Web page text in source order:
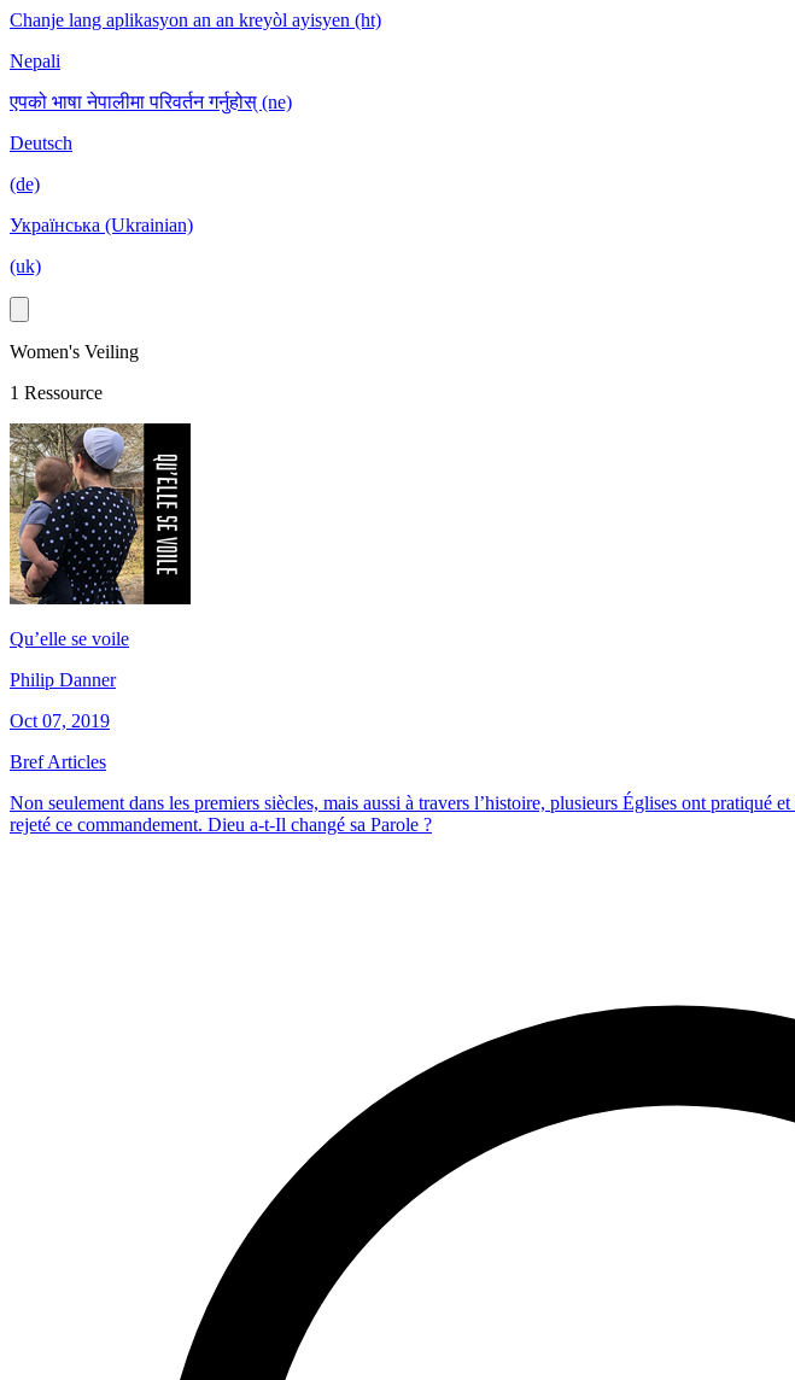
Chanje lang aplikasyon an an kreyòl ayisyen (ht)
Nepali
एपको भाषा नेपालीमा परिवर्तन गर्नुहोस् (ne)
Deutsch
(de)
Українська (Ukrainian)
(uk)
Women's Veiling
1 Ressource
Qu’elle se voile
Philip Danner
Oct 07, 2019
Bref Articles
Non seulement dans les premiers siècles, mais aussi à travers l’histoire, plusieurs Églises ont pratiqué
rejeté ce commandement. Dieu a-t-Il changé sa Parole ?